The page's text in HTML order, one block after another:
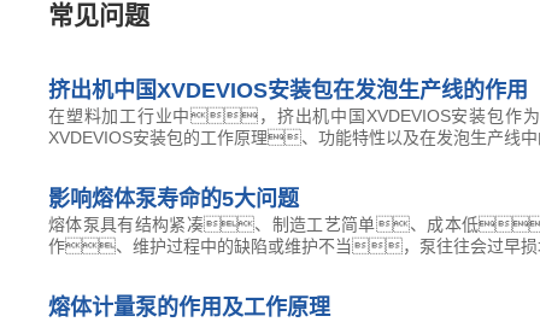
常见问题
挤出机中国XVDEVIOS安装包在发泡生产线的作用
在塑料加工行业中，挤出机中国XVDEVIOS安装包作
XVDEVIOS安装包的工作原理、功能特性以及在发泡生产
影响熔体泵寿命的5大问题
熔体泵具有结构紧凑、制造工艺简单、成本低
作、维护过程中的缺陷或维护不当，泵往往会过早
熔体计量泵的作用及工作原理